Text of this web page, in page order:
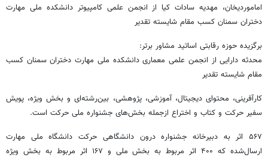
اماموردیخان، مهدیه سادات کیا از انجمن علمی کامپیوتر دانشکده ملی مهارت
دختران سمنان کسب مقام شایسته تقدیر
برگزیده حوزه رقابتی اساتید مشاور برتر:
محدثه دارایی از انجمن علمی معماری دانشکده ملی مهارت دختران سمنان کسب
مقام شایسته تقدیر
کارآفرینی، محتوای دیجیتال، آموزشی، پژوهشی، بین‌رشته‌ای و بخش ویژه، پویش
سفیر حرکت و کتاب و اختراع ازجمله بخش‌های جشنواره ملی حرکت است.
۵۶۷ اثر به دبیرخانه جشنواره درون دانشگاهی حرکت دانشگاه ملی مهارت
ارسال‌شده که ۴۰۰ اثر مربوط به بخش ملی و ۱۶۷ اثر مربوط به بخش ویژه